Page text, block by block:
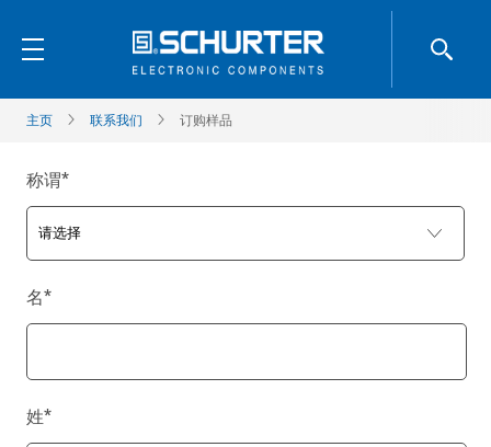
主页 联系我们 订购样品
称谓*
名*
姓*